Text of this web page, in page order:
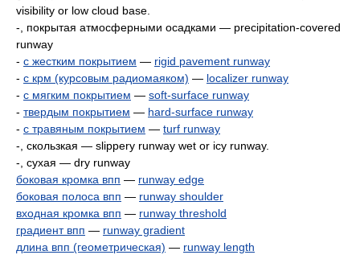
visibility or low cloud base.
-, покрытая атмосферными осадками — precipitation-covered
runway
- с жестким покрытием — rigid pavement runway
- с крм (курсовым радиомаяком) — localizer runway
- с мягким покрытием — soft-surface runway
- твердым покрытием — hard-surface runway
- с травяным покрытием — turf runway
-, скользкая — slippery runway wet or icy runway.
-, сухая — dry runway
боковая кромка впп — runway edge
боковая полоса впп — runway shoulder
входная кромка впп — runway threshold
градиент впп — runway gradient
длина впп (геометрическая) — runway length